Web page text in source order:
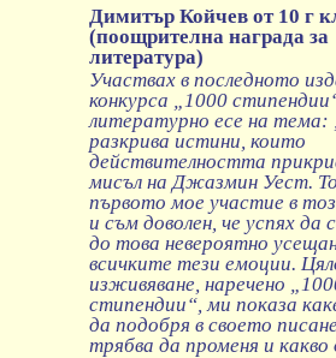
Димитър Койчев от 10 г
(поощрителна награда за
литература)
Участвах в последното
конкурса „1000
литературно есе на тема:
разкрива истини, които
действителността
мисъл на Джазмин Уест.
първото мое участие в
и съм доволен, че успях да
до това невероятно
всичките тези емоции.
изживяване, наречено
стипендии“, ми показа
да подобря в своето
трябва да променя и какво